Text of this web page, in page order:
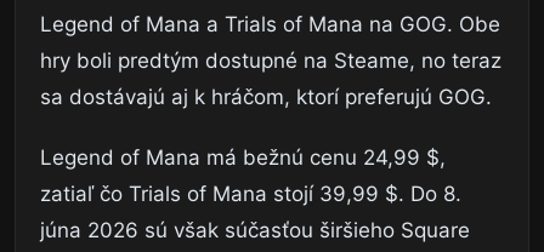
Legend of Mana a Trials of Mana na GOG. Obe
hry boli predtým dostupné na Steame, no teraz
sa dostávajú aj k hráčom, ktorí preferujú GOG.
Legend of Mana má bežnú cenu 24,99 $,
zatiaľ čo Trials of Mana stojí 39,99 $. Do 8.
júna 2026 sú však súčasťou širšieho Square